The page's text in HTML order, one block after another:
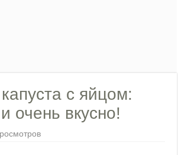
с яйцом:
очень вкусно!